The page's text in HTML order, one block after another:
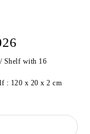
/ Shelf with 16
: 120 x 20 x 2 cm